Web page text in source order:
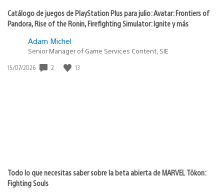
Catálogo de juegos de PlayStation Plus para julio: Avatar: Frontiers of
Pandora, Rise of the Ronin, Firefighting Simulator: Ignite y más
Adam Michel
Senior Manager of Game Services Content, SIE
Fecha
15/07/2026 2 13
Todo lo que necesitas saber sobre la beta abierta de MARVEL Tōkon:
Fighting Souls